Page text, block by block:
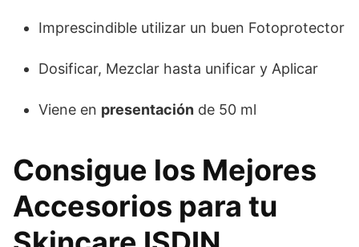
Imprescindible utilizar un buen Fotoprotector
Dosificar, Mezclar hasta unificar y Aplicar
Viene en presentación de 50 ml
Consigue los Mejores
Accesorios para tu